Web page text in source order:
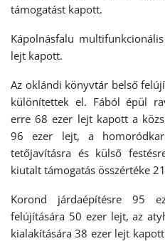
támogatást kapott.
Kápolnásfalu
lejt kapott.
Az oklándi könyvtár belső
különítettek el. Fából épül
erre 68 ezer lejt kapott a
96 ezer lejt, a
tetőjavításra és külső
kiutalt támogatás összértéke
Korond járdaépítésre 95
felújítására 50 ezer lejt, az
kialakítására 38 ezer lejt